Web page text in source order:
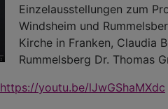
Einzelausstellungen zum
Windsheim und
Kirche in Franken, Claudia
Rummelsberg Dr. Thomas
https://youtu.be/lJwGShaMXdc